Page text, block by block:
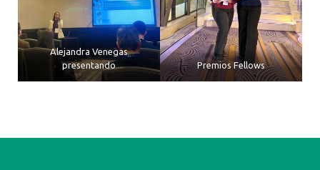
Alejandra Venegas
presentando
Premios Fellows